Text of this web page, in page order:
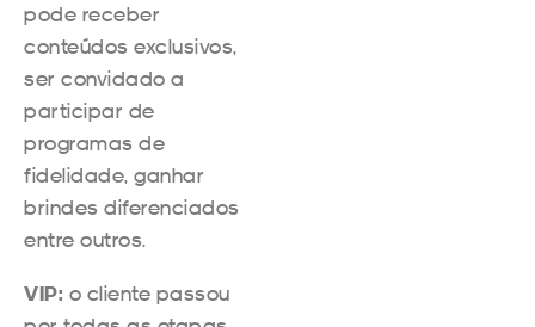
pode receber
conteúdos exclusivos,
ser convidado a
participar de
programas de
fidelidade, ganhar
brindes diferenciados
entre outros.
VIP: o cliente passou